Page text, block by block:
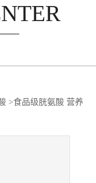
>食品级胱氨酸 营养